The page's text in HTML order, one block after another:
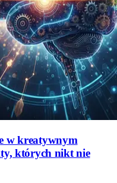
w kreatywnym
których nikt nie